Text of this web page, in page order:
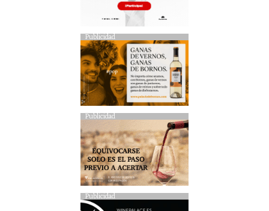
Publicidad
Publicidad
Publicidad